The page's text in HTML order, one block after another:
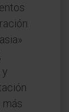
y
más